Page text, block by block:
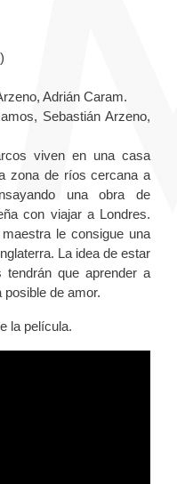
Adrián Caram.
Sebastián Arzeno,
viven en una casa
zona de ríos cercana a
una obra de
con viajar a Londres.
le consigue una
La idea de estar
que aprender a
de amor.
la película.